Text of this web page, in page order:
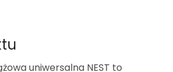
uniwersalna NEST to